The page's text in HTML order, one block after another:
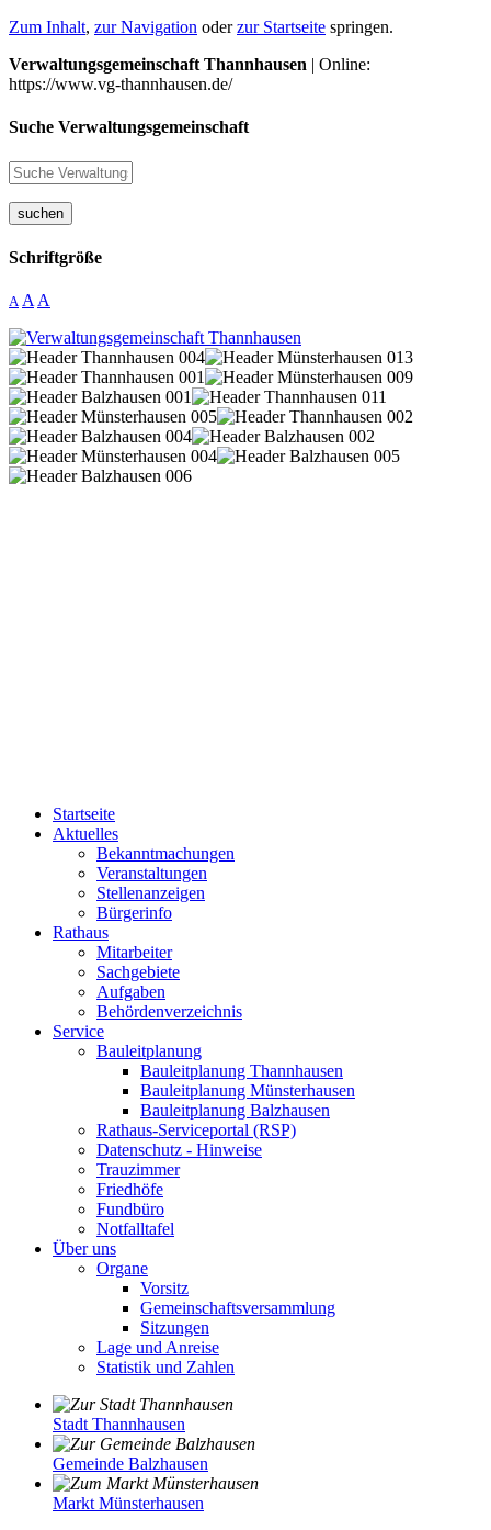
Zum Inhalt, zur Navigation oderzur Startseite springen.
Verwaltungsgemeinschaft Thannhausen | Online:
https://www.vg-thannhausen.de/
Suche Verwaltungsgemeinschaft
suchen
Schriftgröße
A A A
Startseite
Aktuelles
Bekanntmachungen
Veranstaltungen
Stellenanzeigen
Bürgerinfo
Rathaus
Mitarbeiter
Sachgebiete
Aufgaben
Behördenverzeichnis
Service
Bauleitplanung
Bauleitplanung Thannhausen
Bauleitplanung Münsterhausen
Bauleitplanung Balzhausen
Rathaus-Serviceportal (RSP)
Datenschutz - Hinweise
Trauzimmer
Friedhöfe
Fundbüro
Notfalltafel
Über uns
Organe
Vorsitz
Gemeinschaftsversammlung
Sitzungen
Lage und Anreise
Statistik und Zahlen
Stadt Thannhausen
Gemeinde Balzhausen
Markt Münsterhausen